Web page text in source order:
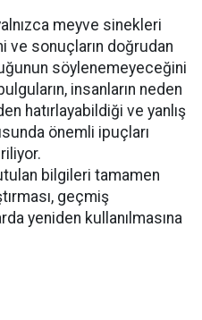
meyve sinekleri
sonuçların doğrudan
söylenemeyeceğini
insanların neden
hatırlayabildiği ve yanlış
önemli ipuçları
bilgileri tamamen
geçmiş
yeniden kullanılmasına